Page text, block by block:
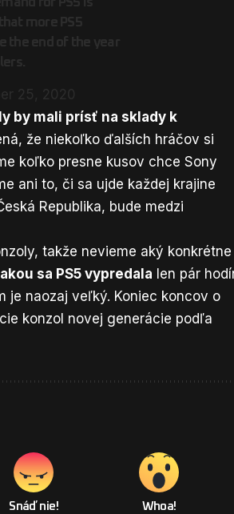
by mali prísť na sklady k
že niekoľko ďalších hráčov si
koľko presne kusov chce Sony
ani to, či sa ujde každej krajine
Republika, bude medzi
takže nevieme aký konkrétne
sa PS5 vypredala len pár
je naozaj veľký. Koniec koncov o
konzol novej generácie podľa
Snáď nie! Whoa!